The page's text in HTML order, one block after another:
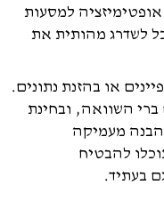
אופטימיזציה למסעות
לשדרג מהותית את
או בהזנת נתונים.
השוואה, ובחינת
הבנה מעמיקה
להבטיח
בעתיד.